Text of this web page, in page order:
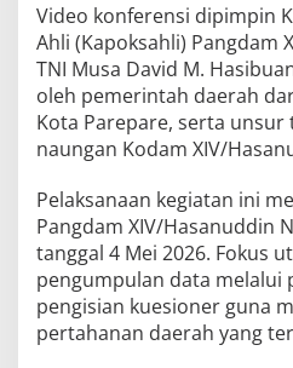
Video konferensi dipimpin
Ahli (Kapoksahli) Pangdam
TNI Musa David M.
oleh pemerintah daerah
Kota Parepare, serta
naungan Kodam XIV/
Pelaksanaan kegiatan ini
Pangdam XIV/Hasanuddin
tanggal 4 Mei 2026. Fokus
pengumpulan data melalui
pengisian kuesioner guna
pertahanan daerah yang